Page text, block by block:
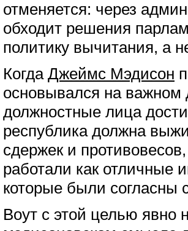
отменяется: через
обходит решения
политику вычитания, а
Когда Джеймс Мэдисон
основывался на
должностные лица
республика должна
сдержек и
работали как отличные
которые были согласны
Воут с этой целью явно